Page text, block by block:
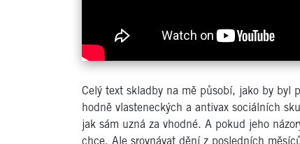
Celý text skladby na mě působí, jako by byl
hodně vlasteneckých a antivax sociálních
jak sám uzná za vhodné. A pokud jeho
chce. Ale srovnávat dění z posledních